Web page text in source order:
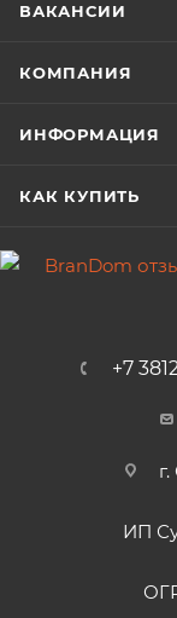
ВАКАНСИИ
КОМПАНИЯ
ИНФОРМАЦИЯ
КАК КУПИТЬ
+7
ИП